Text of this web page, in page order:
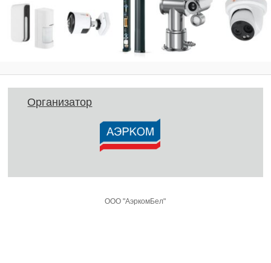
Организатор
ООО "АэркомБел"